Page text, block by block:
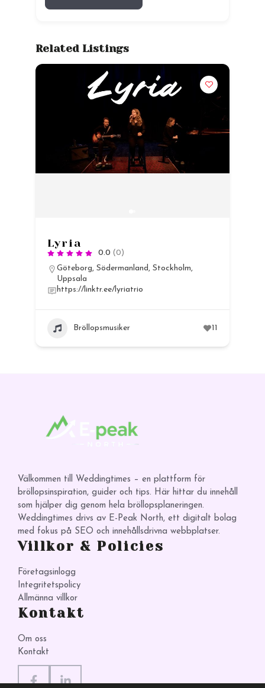
Related Listings
Lyria
0.0 (0)
Göteborg, Södermanland , Stockholm,
Uppsala
https://linktr.ee/lyriatrio
Bröllopsmusiker 11
Välkommen till Weddingtimes – en plattform för
bröllopsinspiration, guider och tips. Här hittar du innehåll
som hjälper dig genom hela bröllopsplaneringen.
Weddingtimes drivs av E-Peak North, ett digitalt bolag
med fokus på SEO och innehållsdrivna webbplatser.
Villkor & Policies
Företagsinlogg
Integritetspolicy
Allmänna villkor
Kontakt
Om oss
Kontakt